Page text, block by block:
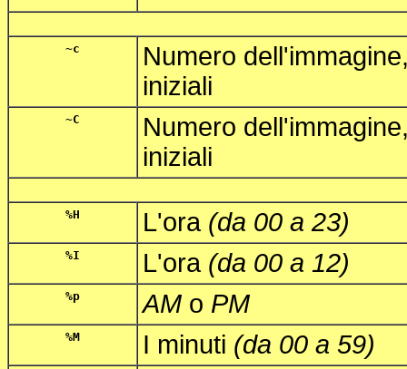
~c
Numero
iniziali
~C
Numero
iniziali
%H L'ora (da 00 a 23)
%I L'ora (da 00 a 12)
%p AM o PM
%M I minuti (da 00 a 59)